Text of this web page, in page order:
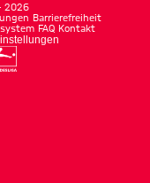
2026
Barrierefreiheit
FAQ Kontakt